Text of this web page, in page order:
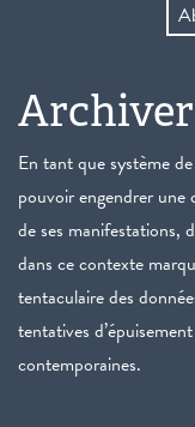
En tant que système
pouvoir engendrer une
de ses manifestations,
dans ce contexte
tentaculaire des
tentatives
contemporaines.